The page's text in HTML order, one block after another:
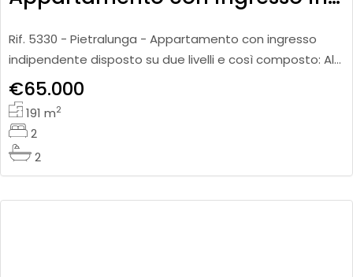
Rif. 5330 - Pietralunga - Appartamento con ingresso
indipendente disposto su due livelli e così composto: Al
piano terra si trova un accogliente ingresso che
conduce a una
€65.000
191m2
2
2